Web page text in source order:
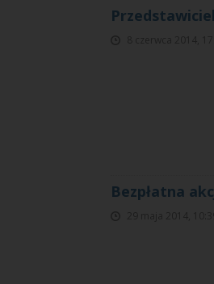
Bezpłatna